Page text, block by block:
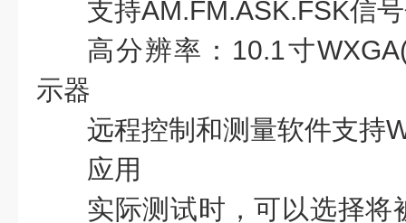
支持AM.FM.ASK.FSK信
高分辨率：10.1寸
示器
远程控制和测量软件支持
应用
实际测试时，可以选择将